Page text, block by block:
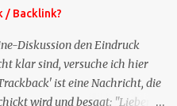
/ Backlink?
Diskussion den Eindruck
klar sind, versuche ich hier
ist eine Nachricht, die
wird und besagt: "Lieber